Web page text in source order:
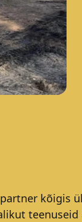
partner kõigis
teenuseid